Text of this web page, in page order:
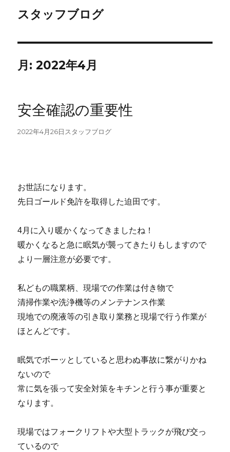
スタッフブログ
月:2022年4月
安全確認の重要性
投
2022年4月26日 カ
スタッフブログ
お世話になります。
先日ゴールド免許を取得した迫田です。
4月に入り暖かくなってきましたね！
暖かくなると急に眠気が襲ってきたりもしますので
より一層注意が必要です。
私どもの職業柄、現場での作業は付き物で
清掃作業や洗浄機等のメンテナンス作業
現地での廃液等の引き取り業務と現場で行う作業が
ほとんどです。
眠気でボーッとしていると思わぬ事故に繋がりかね
ないので
常に気を張って安全対策をキチンと行う事が重要と
なります。
現場ではフォークリフトや大型トラックが飛び交っ
ているので